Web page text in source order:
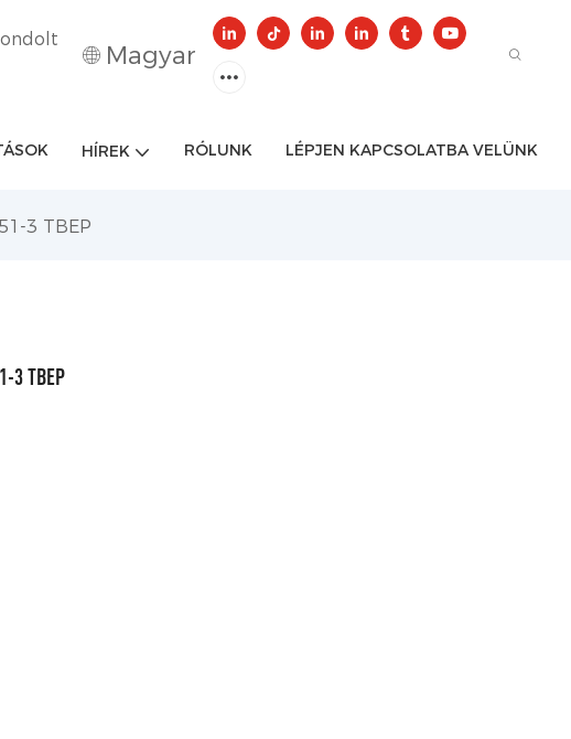
Magyar
HÍREK RÓLUNK LÉPJEN KAPCSOLATBA VELÜNK
3 TBEP
3 TBEP